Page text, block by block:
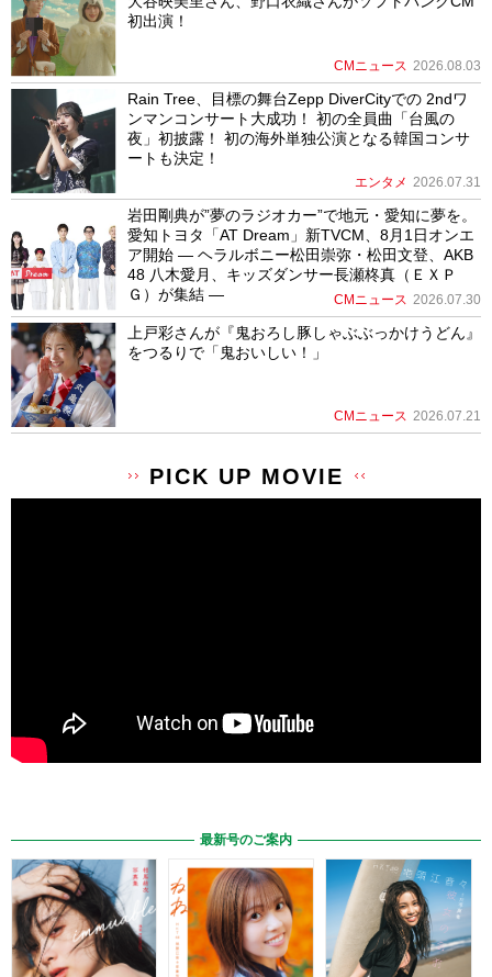
初出演！
CMニュース 2026.08.03
Rain Tree、目標の舞台Zepp DiverCityでの 2ndワ
ンマンコンサート大成功！ 初の全員曲「台風の
夜」初披露！ 初の海外単独公演となる韓国コンサ
ートも決定！
エンタメ 2026.07.31
岩田剛典が”夢のラジオカー”で地元・愛知に夢を。
愛知トヨタ「AT Dream」新TVCM、8月1日オンエ
ア開始 ― ヘラルボニー松田崇弥・松田文登、AKB
48 八木愛月、キッズダンサー長瀬柊真（ＥＸＰ
Ｇ）が集結 ―
CMニュース 2026.07.30
上戸彩さんが『鬼おろし豚しゃぶぶっかけうどん』
をつるりで「鬼おいしい！」
CMニュース 2026.07.21
PICK UP MOVIE
最新号のご案内